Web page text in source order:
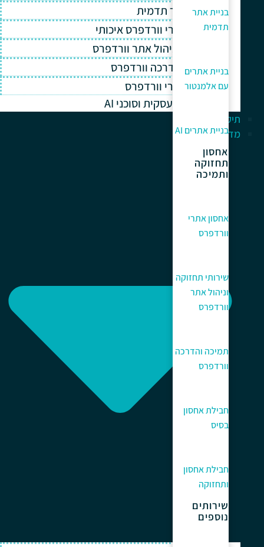
בניית אתר
תדמית
בניית אתרים
עם אלמנטור
בניית אתרים AI
אחסון
תחזוקה
ותמיכה
אחסון אתרי
וורדפרס
שירותי תחזוקה
וניהול אתר
וורדפרס
תמיכה והדרכה
וורדפרס
חבילת אחסון
בסיס
חבילת אחסון
ותחזוקה
שירותים
נוספים
בניית אתר תדמית
אחסון אתרי וורדפרס איכותי
תחזוקה וניהול אתר וורדפרס
תמיכה והדרכה וורדפרס
קידום אתרי וורדפרס
אוטומציה עסקית וסוכני AI
תיק עבודות
מדריך למתחלים